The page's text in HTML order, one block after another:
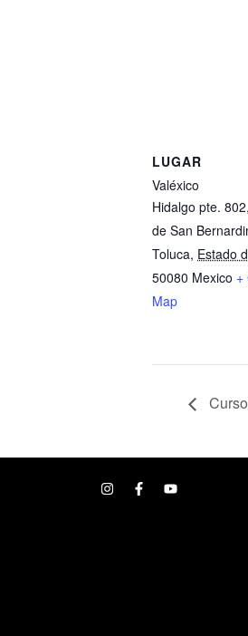
LUGAR
Valéxico
Hidalgo pte.
de San
Toluca, Estado
50080 Mexico +
Map